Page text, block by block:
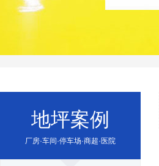
地坪案例
厂房·车间·停车场·商超·医院